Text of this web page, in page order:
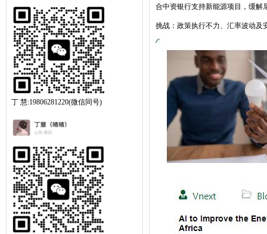
丁 慧:19806281220(微信同号)
合中资银行支持新能源项目，缓解
挑战：政策执行不力、汇率波动及